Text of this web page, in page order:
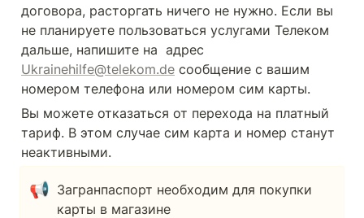
договора, расторгать ничего не нужно. Если вы
не планируете пользоваться услугами Телеком
Ukrainehilfe@telekom.de сообщение с вашим
номером телефона или номером сим карты.
Вы можете отказаться от перехода на платный
тариф. В этом случае сим карта и номер станут
неактивными.
📢 Загранпаспорт необходим для покупки
карты в магазине